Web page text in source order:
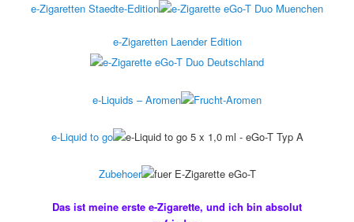
e-Zigaretten Staedte-Edition
e-Zigaretten Laender Edition
e-Liquids – Aromen
e-Liquid to go
Zubehoer
Das ist meine erste e-Zigarette, und ich bin absolut